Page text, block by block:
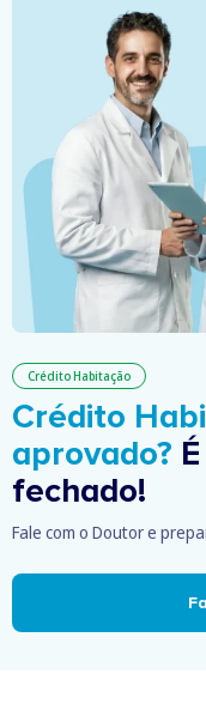
Crédito Habitação
Crédito
aprovado?
fechado!
Fale com o Doutor e